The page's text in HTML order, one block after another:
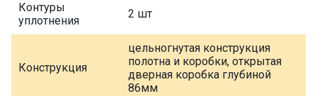
Контуры
уплотнения
2 шт
Конструкция
цельногнутая конструкция
полотна и коробки, открытая
дверная коробка глубиной
86мм